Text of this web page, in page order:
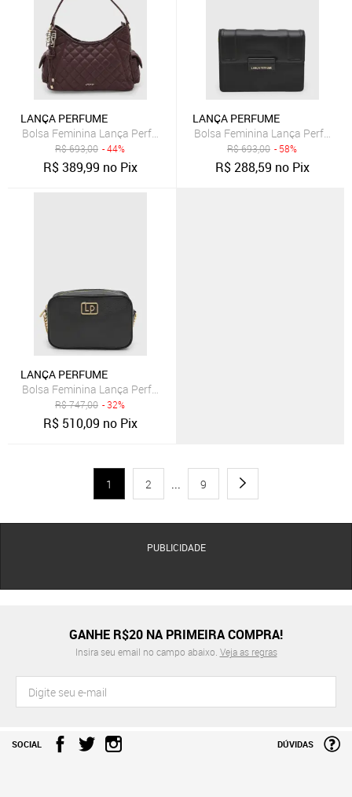
LANÇA PERFUME
Bolsa Feminina Lança Perfume Matelassê Vinho
R$693,00 - 44%
R$389,99 no Pix
LANÇA PERFUME
Bolsa Feminina Lança Perfume
R$693,00 - 58%
R$288,59 no Pix
LANÇA PERFUME
Bolsa Feminina Lança Perfume Couro Retangular Preta
R$747,00 - 32%
R$ 510,09 no Pix
1 2 ... 9
PUBLICIDADE
GANHE R$20 NA PRIMEIRA COMPRA!
Insira seu email no campo abaixo. Veja as regras
SOCIAL DÚVIDAS